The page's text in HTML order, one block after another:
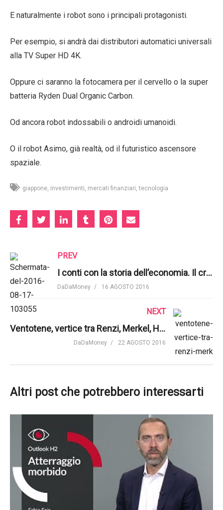
E naturalmente i robot sono i principali protagonisti.
Per esempio, si andrà dai distributori automatici universali
alla TV Super HD 4K.
Oppure ci saranno la fotocamera per il cervello o la super
batteria Ryden Dual Organic Carbon.
Od ancora robot indossabili o androidi umanoidi.
O il robot Asimo, già realtà, od il futuristico ascensore
spaziale.
giappone investimenti mercati finanziari tecnologia
PREV
I conti con la storia dell’economia. Il crack Lehman Brothers
DaDaMoney 16 AGOSTO 2016
NEXT
Ventotene, vertice tra Renzi, Merkel, Hollande. Cosa chiede il premier alla Germania
DaDaMoney 22 AGOSTO 2016
Altri post che potrebbero interessarti